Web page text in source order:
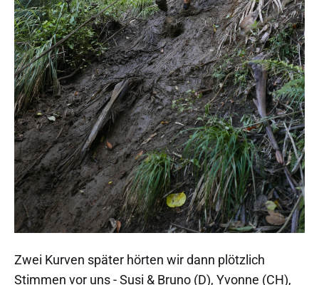
Zwei Kurven später hörten wir dann plötzlich
Stimmen vor uns - Susi & Bruno (D), Yvonne (CH),